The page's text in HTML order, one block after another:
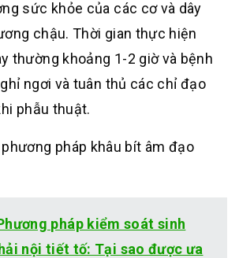
sức khỏe của các cơ và dây
chậu. Thời gian thực hiện
thường khoảng 1-2 giờ và bệnh
ngơi và tuân thủ các chỉ đạo
phẫu thuật.
pháp khâu bít âm đạo
pháp kiểm soát sinh
nội tiết tố: Tại sao được ưa